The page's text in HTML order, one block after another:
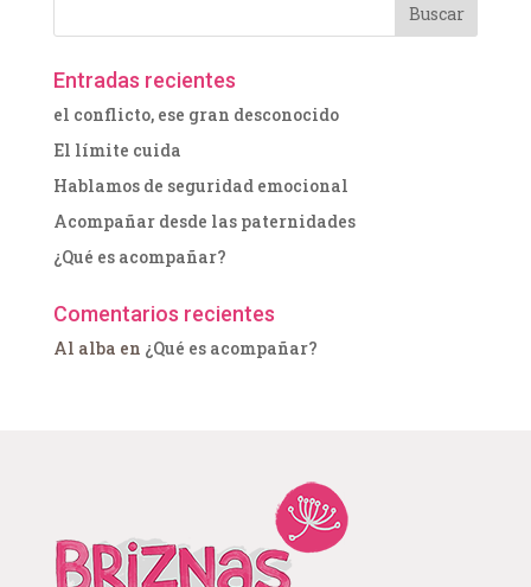
Entradas recientes
el conflicto, ese gran desconocido
El límite cuida
Hablamos de seguridad emocional
Acompañar desde las paternidades
¿Qué es acompañar?
Comentarios recientes
Al alba en ¿Qué es acompañar?